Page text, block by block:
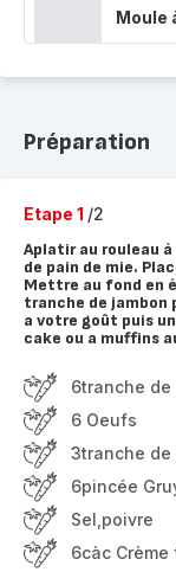
Moule
Préparation
Etape 1 /2
Aplatir au rouleau
de pain de mie.
Mettre au fond en
tranche de jambon
a votre goût puis
cake ou a muffins
6tranche de
6 Oeufs
3tranche de
6pincée
Sel,poivre
6càc Crème